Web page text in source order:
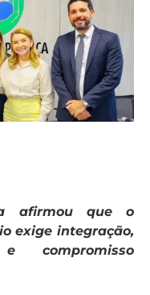
afirmou que o
exige integração,
compromisso